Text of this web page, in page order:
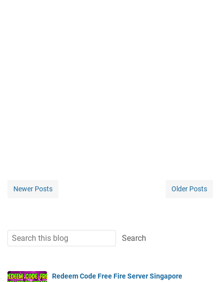
Newer Posts Older Posts
Redeem Code Free Fire Server Singapore